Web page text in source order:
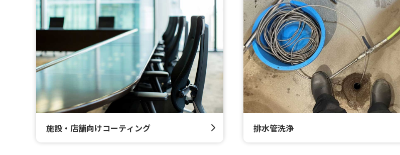
施設・店舗向けコーティング 排水管洗浄